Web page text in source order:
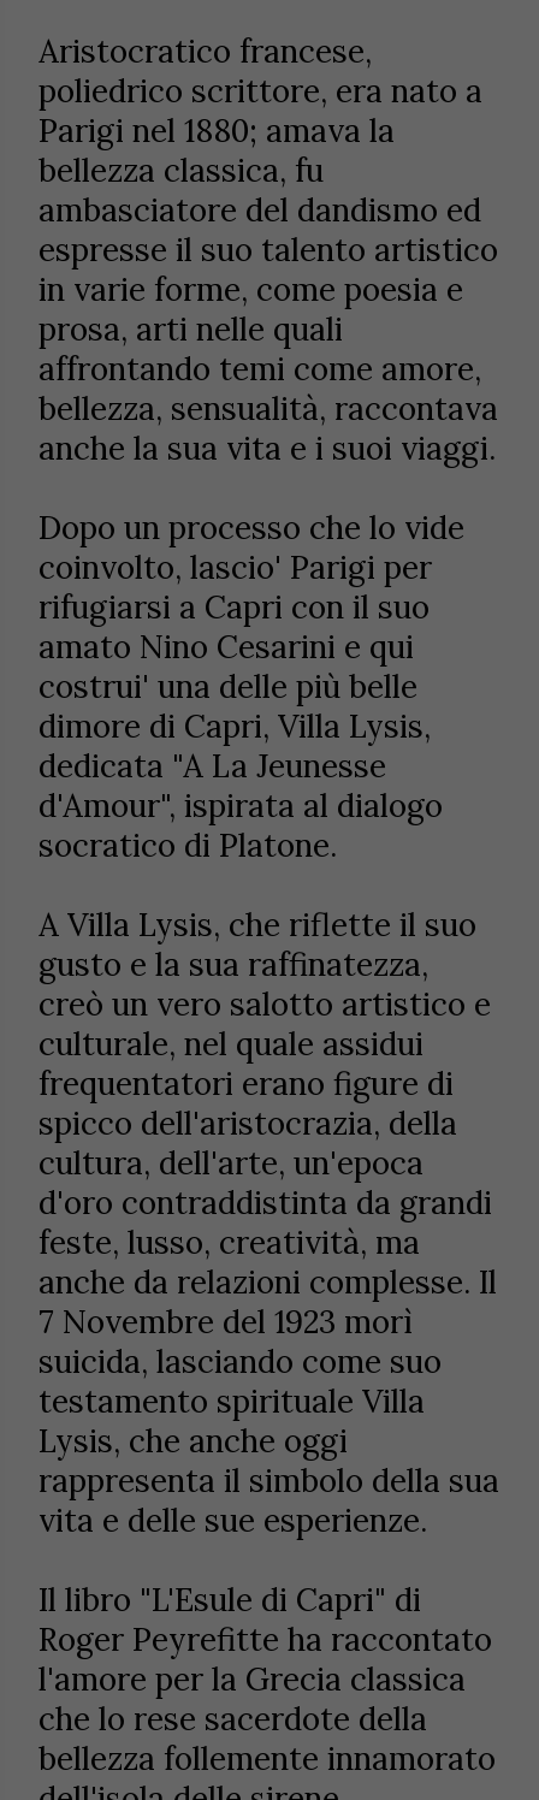
Aristocratico francese,
poliedrico scrittore, era nato a
Parigi nel 1880; amava la
bellezza classica, fu
ambasciatore del dandismo ed
espresse il suo talento artistico
in varie forme, come poesia e
prosa, arti nelle quali
affrontando temi come amore,
bellezza, sensualità, raccontava
anche la sua vita e i suoi viaggi.
Dopo un processo che lo vide
coinvolto, lascio' Parigi per
rifugiarsi a Capri con il suo
amato Nino Cesarini e qui
costrui' una delle più belle
dimore di Capri, Villa Lysis,
dedicata "A La Jeunesse
d'Amour", ispirata al dialogo
socratico di Platone.
A Villa Lysis, che riflette il suo
gusto e la sua raffinatezza,
creò un vero salotto artistico e
culturale, nel quale assidui
frequentatori erano figure di
spicco dell'aristocrazia, della
cultura, dell'arte, un'epoca
d'oro contraddistinta da grandi
feste, lusso, creatività, ma
anche da relazioni complesse. Il
7 Novembre del 1923 morì
suicida, lasciando come suo
testamento spirituale Villa
Lysis, che anche oggi
rappresenta il simbolo della sua
vita e delle sue esperienze.
Il libro "L'Esule di Capri" di
Roger Peyrefitte ha raccontato
l'amore per la Grecia classica
che lo rese sacerdote della
bellezza follemente innamorato